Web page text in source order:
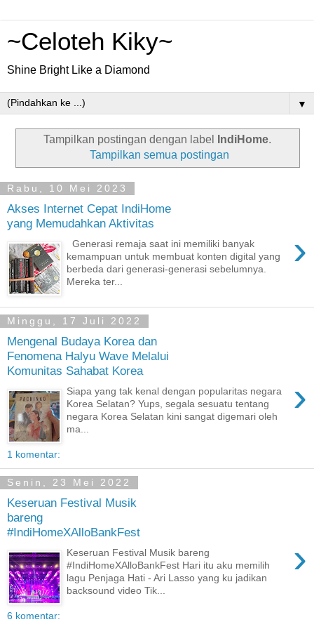
~Celoteh Kiky~
Shine Bright Like a Diamond
▼
Tampilkan postingan dengan label IndiHome.
Tampilkan semua postingan
Rabu, 10 Mei 2023
Akses Internet Cepat IndiHome
yang Memudahkan Aktivitas
›
Generasi remaja saat ini memiliki banyak
kemampuan untuk membuat konten digital yang
berbeda dari generasi-generasi sebelumnya.
Mereka ter...
Minggu, 17 Juli 2022
Mengenal Budaya Korea dan
Fenomena Halyu Wave Melalui
Komunitas Sahabat Korea
›
Siapa yang tak kenal dengan popularitas negara
Korea Selatan? Yups, segala sesuatu tentang
negara Korea Selatan kini sangat digemari oleh
ma...
1 komentar:
Senin, 23 Mei 2022
Keseruan Festival Musik
bareng
#IndiHomeXAlloBankFest
›
Keseruan Festival Musik bareng
#IndiHomeXAlloBankFest Hari itu aku memilih
lagu Penjaga Hati - Ari Lasso yang ku jadikan
backsound video Tik...
6 komentar: